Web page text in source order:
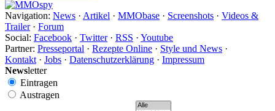
Navigation: News · Artikel · MMObase · Screenshots · Videos &
Trailer· Forum
Social: Facebook · Twitter· RSS · Youtube
Partner: Presseportal · Rezepte Online · Style und News ·
Kontakt · Jobs · Datenschutzerklärung · Impressum
Newsletter
Eintragen
Austragen